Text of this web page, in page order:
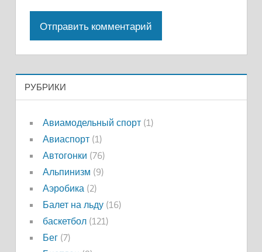
РУБРИКИ
Авиамодельный спорт(1)
Авиаспорт(1)
Автогонки (76)
Альпинизм (9)
Аэробика (2)
Балет на льду(16)
баскетбол(121)
Бег(7)